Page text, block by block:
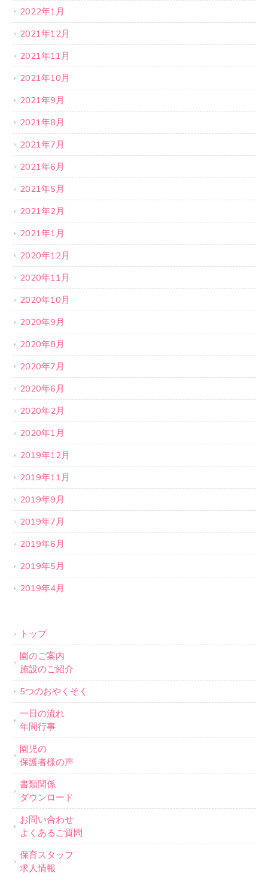
2022年1月
2021年12月
2021年11月
2021年10月
2021年9月
2021年8月
2021年7月
2021年6月
2021年5月
2021年2月
2021年1月
2020年12月
2020年11月
2020年10月
2020年9月
2020年8月
2020年7月
2020年6月
2020年2月
2020年1月
2019年12月
2019年11月
2019年9月
2019年7月
2019年6月
2019年5月
2019年4月
トップ
園のご案内
施設のご紹介
5つのおやくそく
一日の流れ
年間行事
園児の
保護者様の声
書類関係
ダウンロード
お問い合わせ
よくあるご質問
保育スタッフ
求人情報